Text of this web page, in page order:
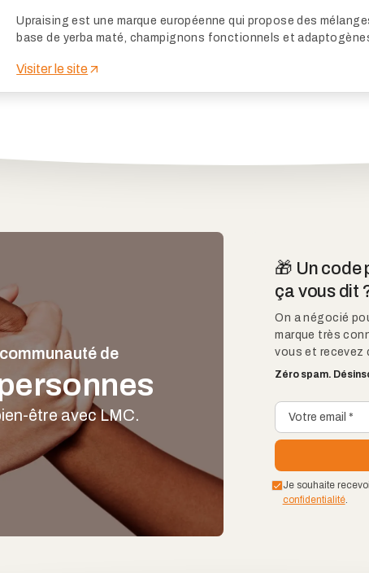
Upraising est une marque européenne qui propose des
base de yerba maté, champignons fonctionnels et
d'énergie. Découvrons ensemble si cette marque mérite votre
Visiter le site
de
être avec LMC.
🎁 Un code
ça vous dit
On a négocié
marque très
vous et recevez
Zéro spam.
Je souhaite
confidentialité.